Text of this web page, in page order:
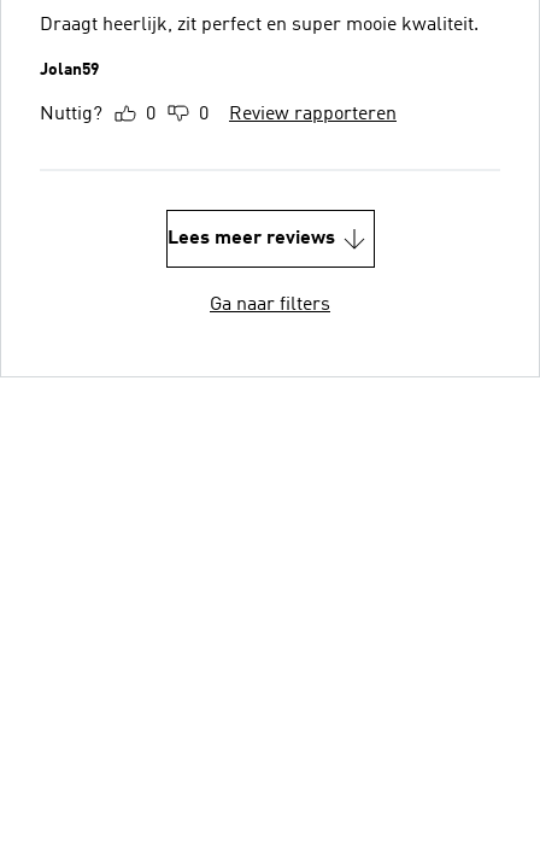
Draagt heerlijk, zit perfect en super mooie kwaliteit.
Jolan59
Nuttig? 0 0 Review rapporteren
Lees meer reviews
Ga naar filters